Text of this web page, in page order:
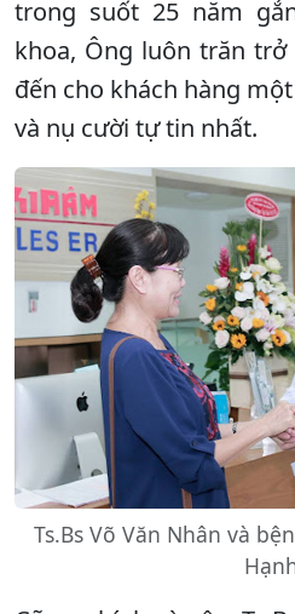
trong suốt 25 năm
khoa, Ông luôn trăn
đến cho khách hàng
và nụ cười tự tin nhất.
Ts.Bs Võ Văn Nhân và